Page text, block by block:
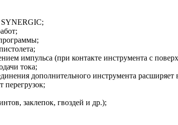
импульса (при контакте инструмента с
тока;
дополнительного инструмента расширяет
перегрузок;
заклепок, гвоздей и др.);